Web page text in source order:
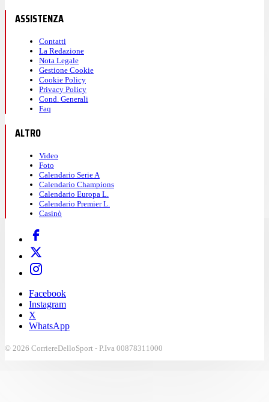
ASSISTENZA
Contatti
La Redazione
Nota Legale
Gestione Cookie
Cookie Policy
Privacy Policy
Cond. Generali
Faq
ALTRO
Video
Foto
Calendario Serie A
Calendario Champions
Calendario Europa L.
Calendario Premier L.
Casinò
Facebook
Instagram
X
WhatsApp
© 2026 CorriereDelloSport - P.Iva 00878311000